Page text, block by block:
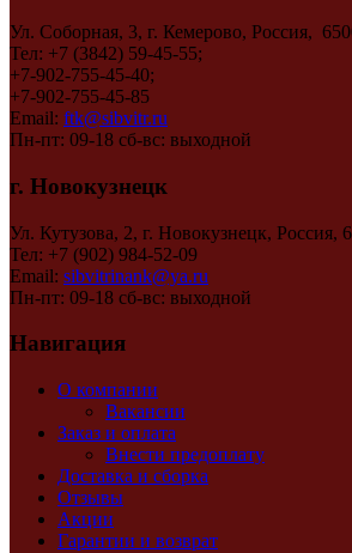
Ул. Соборная, 3, г. Кемерово, Россия,
Тел: +7 (3842) 59-45-55;
+7-902-755-45-40;
+7-902-755-45-85
Email: ftk@sibvitr.ru
Пн-пт: 09-18 сб-вс: выходной
г. Новокузнецк
Ул. Кутузова, 2, г. Новокузнецк, Россия,
Тел: +7 (902) 984-52-09
Email: sibvitrinank@ya.ru
Пн-пт: 09-18 сб-вс: выходной
Навигация
О компании
Вакансии
Заказ и оплата
Внести предоплату
Доставка и сборка
Отзывы
Акции
Гарантии и возврат